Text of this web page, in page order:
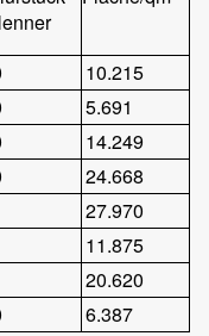
10.215
5.691
14.249
24.668
27.970
11.875
20.620
6.387